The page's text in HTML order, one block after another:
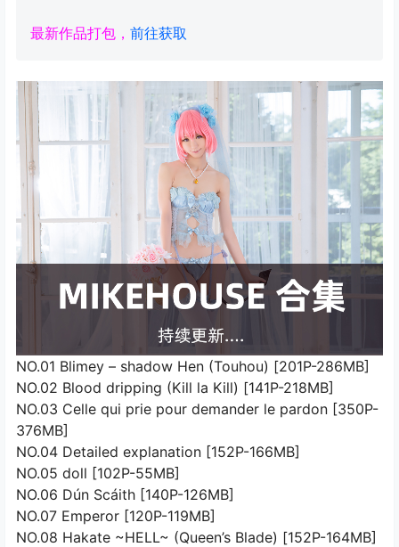
最新作品打包， 前往获取
NO.01 Blimey – shadow Hen (Touhou) [201P-286MB]
NO.02 Blood dripping (Kill la Kill) [141P-218MB]
NO.03 Celle qui prie pour demander le pardon [350P-
376MB]
NO.04 Detailed explanation [152P-166MB]
NO.05 doll [102P-55MB]
NO.06 Dún Scáith [140P-126MB]
NO.07 Emperor [120P-119MB]
NO.08 Hakate ~HELL~ (Queen’s Blade) [152P-164MB]